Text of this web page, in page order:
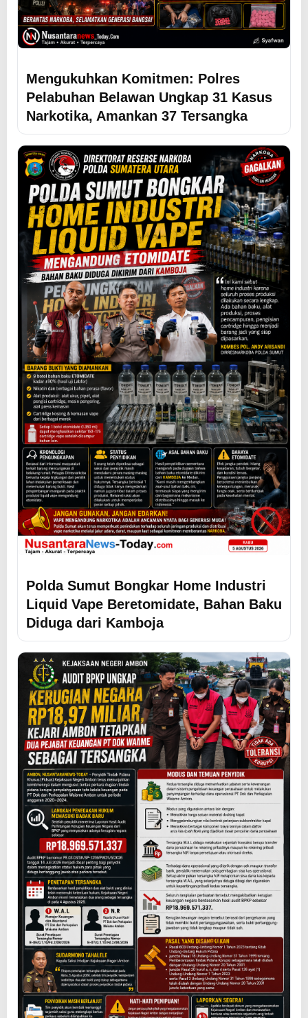
Mengukuhkan Komitmen: Polres
Pelabuhan Belawan Ungkap 31 Kasus
Narkotika, Amankan 37 Tersangka
Polda Sumut Bongkar Home Industri
Liquid Vape Beretomidate, Bahan Baku
Diduga dari Kamboja